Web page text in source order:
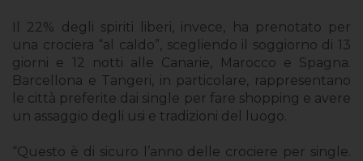
Il 22% degli spiriti liberi, invece, ha prenotato per
una crociera “al caldo”, scegliendo il soggiorno di 13
giorni e 12 notti alle Canarie, Marocco e Spagna.
Barcellona e Tangeri, in particolare, rappresentano
le città preferite dai single per fare shopping e avere
un assaggio degli usi e tradizioni del luogo.
“Questo è di sicuro l’anno delle crociere per single.